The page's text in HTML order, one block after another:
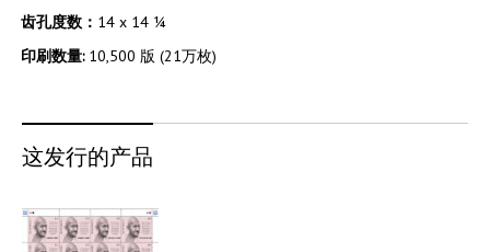
齿孔度数： 14 x 14 ¼
印刷数量: 10,500 版 (21万枚)
这发行的产品